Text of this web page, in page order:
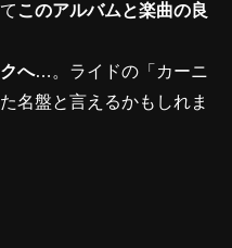
このアルバムと楽曲の良
へ…。ライドの「カーニ
名盤と言えるかもしれま